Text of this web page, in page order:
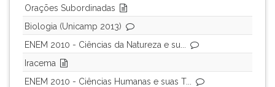
Orações Subordinadas
Biologia (Unicamp 2013)
ENEM 2010 - Ciências da Natureza e su...
Iracema
ENEM 2010 - Ciências Humanas e suas T...